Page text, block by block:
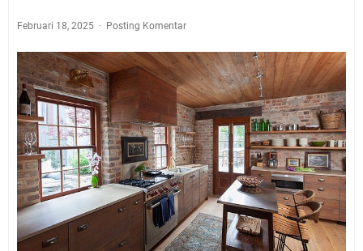
Februari 18, 2025 Posting Komentar